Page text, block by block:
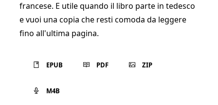
francese. E utile quando il libro parte in tedesco
e vuoi una copia che resti comoda da leggere
fino all'ultima pagina.
EPUB PDF ZIP
M4B